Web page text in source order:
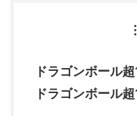
ドラゴンボール
ドラゴンボール